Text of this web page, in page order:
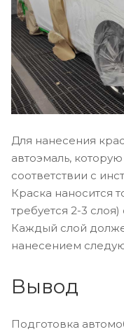
Для нанесения
автоэмаль,
соответствии с
Краска наносится
требуется 2-3
Каждый слой
нанесением
Вывод
Подготовка